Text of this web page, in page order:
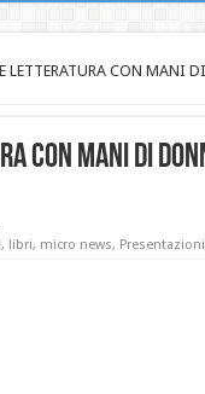
LETTERATURA CON MANI
CON MANI DI
, libri, micro news, Presentazioni